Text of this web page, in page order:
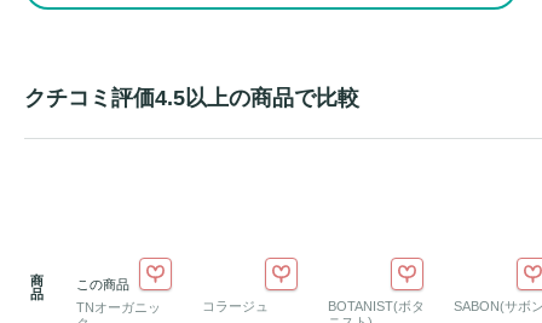
クチコミ評価4.5以上の商品で比較
商
品
この商品
TNオーガニッ
コラージュ
BOTANIST(ボタ
SABON(サボ